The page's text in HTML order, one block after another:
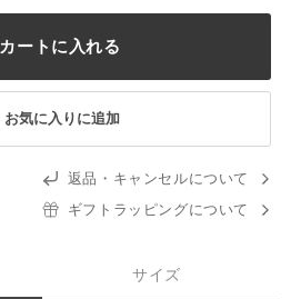
カートに入れる
お気に入りに追加
返品・キャンセルについて
ギフトラッピングについて
サイズ